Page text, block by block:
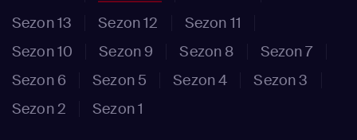
Sezon 13
Sezon 12
Sezon 11
Sezon 10
Sezon 9 Sezon 8
Sezon 7
Sezon 6
Sezon 5 Sezon 4
Sezon 3
Sezon 2
Sezon 1